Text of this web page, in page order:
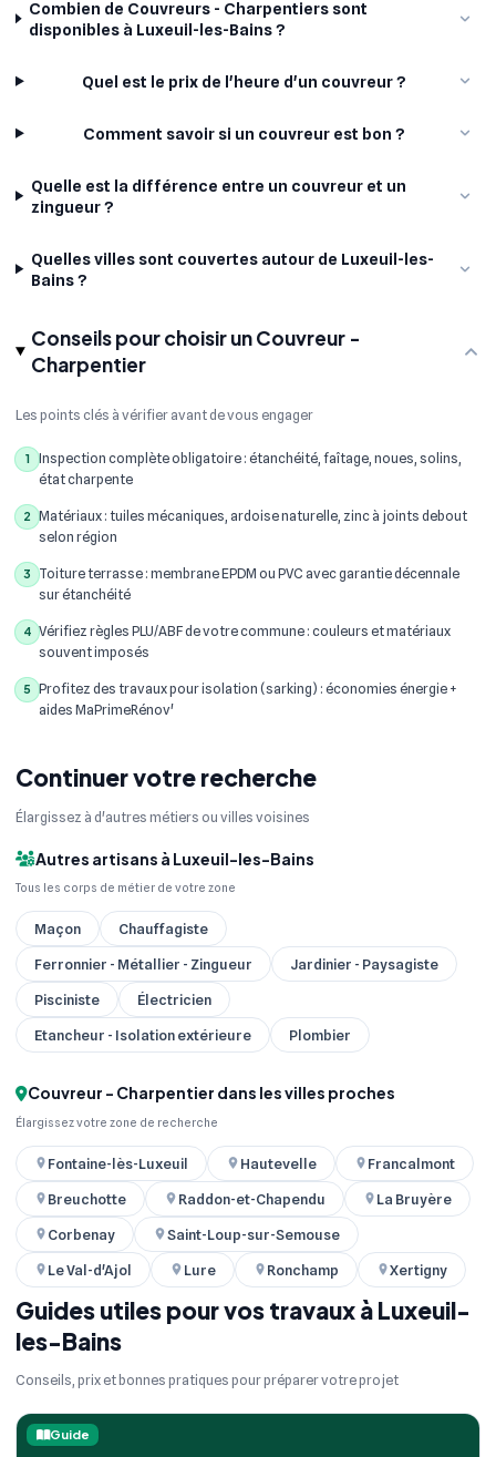
Combien de Couvreurs - Charpentiers sont
disponibles à Luxeuil-les-Bains ?
Quel est le prix de l'heure d'un couvreur ?
Comment savoir si un couvreur est bon ?
Quelle est la différence entre un couvreur et un
zingueur ?
Quelles villes sont couvertes autour de Luxeuil-les-
Bains ?
Conseils pour choisir un Couvreur -
Charpentier
Les points clés à vérifier avant de vous engager
1
Inspection complète obligatoire : étanchéité, faîtage, noues, solins,
état charpente
2
Matériaux : tuiles mécaniques, ardoise naturelle, zinc à joints debout
selon région
3
Toiture terrasse : membrane EPDM ou PVC avec garantie décennale
sur étanchéité
4 Vérifiez règles PLU/ABF de votre commune : couleurs et matériaux
souvent imposés
5
Profitez des travaux pour isolation (sarking) : économies énergie +
aides MaPrimeRénov'
Continuer votre recherche
Élargissez à d'autres métiers ou villes voisines
Autres artisans à Luxeuil-les-Bains
Tous les corps de métier de votre zone
Maçon
Chauffagiste
Ferronnier - Métallier - Zingueur
Jardinier - Paysagiste
Pisciniste
Électricien
Etancheur - Isolation extérieure
Plombier
Couvreur - Charpentier dans les villes proches
Élargissez votre zone de recherche
Fontaine-lès-Luxeuil Hautevelle
Francalmont
Breuchotte
Raddon-et-Chapendu
La Bruyère
Corbenay
Saint-Loup-sur-Semouse
Le Val-d'Ajol
Lure Ronchamp Xertigny
Guides utiles pour vos travaux à Luxeuil-
les-Bains
Conseils, prix et bonnes pratiques pour préparer votre projet
Guide